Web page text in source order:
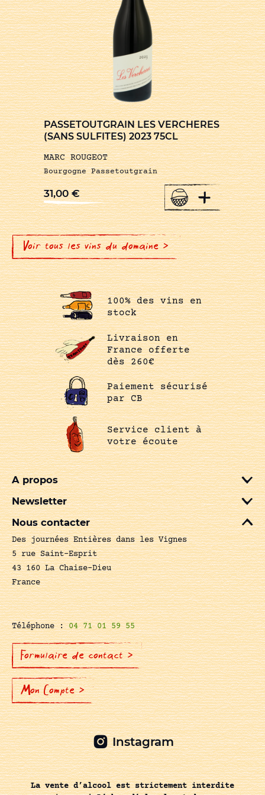
PASSETOUTGRAIN LES VERCHERES
(SANS SULFITES) 2023 75CL
MARC ROUGEOT
Bourgogne Passetoutgrain
31,00€ +
Voir tous les vins du domaine >
100% des vins en
stock
Livraison en
France offerte
dès 260€
Paiement sécurisé
par CB
Service client à
votre écoute
A propos
Newsletter
Nous contacter
Des journées Entières dans les Vignes
5 rue Saint-Esprit
43 160 La Chaise-Dieu
France
Téléphone :04 71 01 59 55
Formulaire de contact >
Mon Compte >
Instagram
La vente d’alcool est strictement interdite